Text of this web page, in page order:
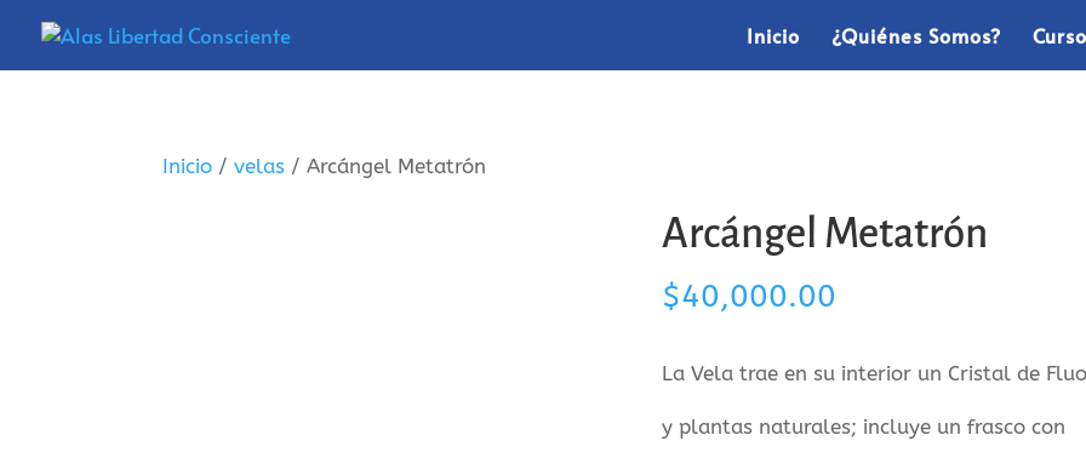
Inicio ¿Quiénes Somos?
Inicio /velas / Arcángel Metatrón
Arcángel Metatrón
$40,000.00
La Vela trae en su interior un Cristal de
y plantas naturales; incluye un frasco con